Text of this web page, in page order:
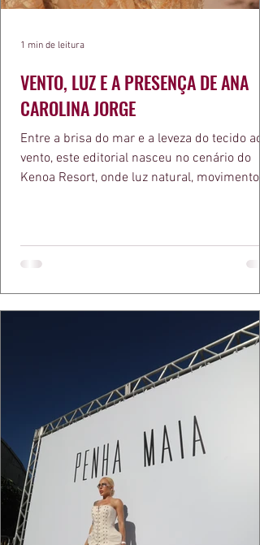
VENTO, LUZ E A PRESENÇA DE ANA
CAROLINA JORGE
Entre a brisa do mar e a leveza do tecido ao
vento, este editorial nasceu no cenário do
Kenoa Resort, onde luz natural, movimento e
bolsa da Malu Pires, em uma composição
algo de intemporal em vestir o vento e
que ele conduza a cena. Cada dobra do
cada reflexo dourado da luz sobre a pe
1 min de leitura